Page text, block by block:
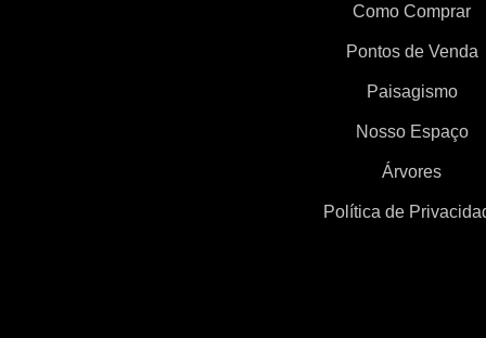
Como Comprar
Pontos de Venda
Paisagismo
Nosso Espaço
Árvores
Política de